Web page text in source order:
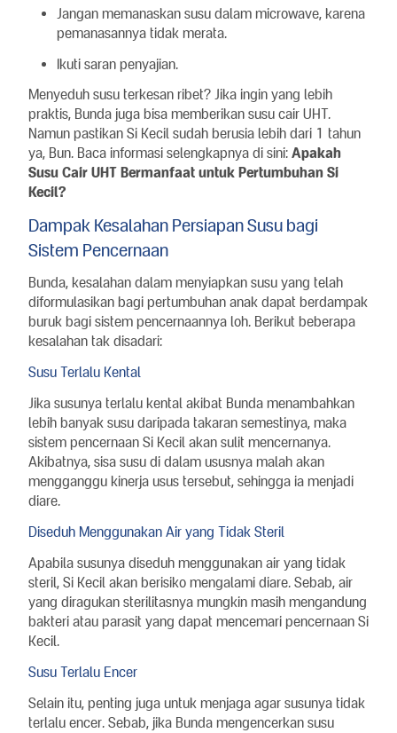
Jangan memanaskan susu dalam microwave, karena
pemanasannya tidak merata.
Ikuti saran penyajian.
Menyeduh susu terkesan ribet? Jika ingin yang lebih
praktis, Bunda juga bisa memberikan susu cair UHT.
Namun pastikan Si Kecil sudah berusia lebih dari 1 tahun
ya, Bun. Baca informasi selengkapnya di sini: Apakah
Susu Cair UHT Bermanfaat untuk Pertumbuhan Si
Kecil?
Dampak Kesalahan Persiapan Susu bagi
Sistem Pencernaan
Bunda, kesalahan dalam menyiapkan susu yang telah
diformulasikan bagi pertumbuhan anak dapat berdampak
buruk bagi sistem pencernaannya loh. Berikut beberapa
kesalahan tak disadari:
Susu Terlalu Kental
Jika susunya terlalu kental akibat Bunda menambahkan
lebih banyak susu daripada takaran semestinya, maka
sistem pencernaan Si Kecil akan sulit mencernanya.
Akibatnya, sisa susu di dalam ususnya malah akan
mengganggu kinerja usus tersebut, sehingga ia menjadi
diare.
Diseduh Menggunakan Air yang Tidak Steril
Apabila susunya diseduh menggunakan air yang tidak
steril, Si Kecil akan berisiko mengalami diare. Sebab, air
yang diragukan sterilitasnya mungkin masih mengandung
bakteri atau parasit yang dapat mencemari pencernaan Si
Kecil.
Susu Terlalu Encer
Selain itu, penting juga untuk menjaga agar susunya tidak
terlalu encer. Sebab, jika Bunda mengencerkan susu